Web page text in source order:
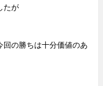
たが
回の勝ちは十分価値のあ